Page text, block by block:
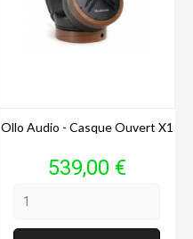
Ollo Audio - Casque Ouvert X1
Prix
539,00 €